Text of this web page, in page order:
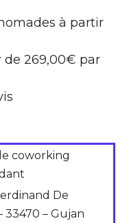
à partir
de 269,00€ par
coworking
De
33470 – Gujan